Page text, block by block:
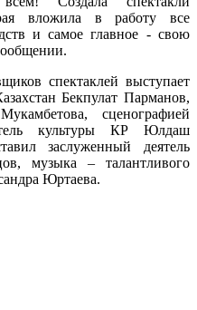
вложила в работу все
и самое главное - свою
спектаклей выступает
Бекпулат Парманов,
сценографией
культуры КР Юлдаш
заслуженный деятель
музыка – талантливого
Юртаева.